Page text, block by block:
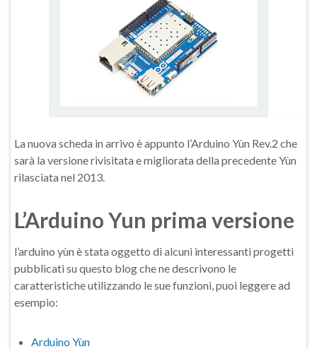
La nuova scheda in arrivo è appunto l’Arduino Yùn Rev.2 che
sarà la versione rivisitata e migliorata della precedente Yùn
rilasciata nel 2013.
L’Arduino Yun prima versione
l’arduino yùn è stata oggetto di alcuni interessanti progetti
pubblicati su questo blog che ne descrivono le
caratteristiche utilizzando le sue funzioni, puoi leggere ad
esempio:
Arduino Yùn